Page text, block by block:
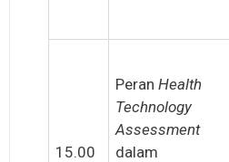
15.00
PeranHealth
Technology
Assessment
dalam